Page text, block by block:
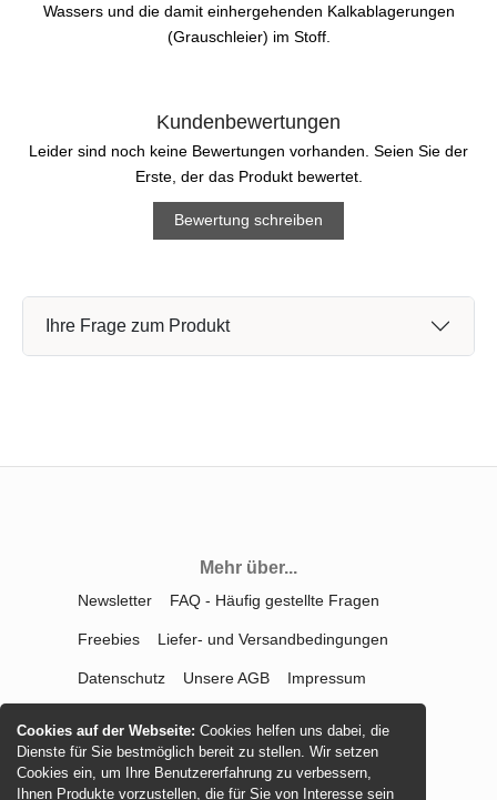
Cookies auf der Webseite:Cookies helfen uns dabei, die
Dienste für Sie bestmöglich bereit zu stellen. Wir setzen
Cookies ein, um Ihre Benutzererfahrung zu verbessern,
Ihnen Produkte vorzustellen, die für Sie von Interesse sein
Wassers und die damit einhergehenden Kalkablagerungen
(Grauschleier) im Stoff.
Kundenbewertungen
Leider sind noch keine Bewertungen vorhanden. Seien Sie der
Erste, der das Produkt bewertet.
Bewertung schreiben
Ihre Frage zum Produkt
Mehr über...
Newsletter FAQ - Häufig gestellte Fragen
Freebies Liefer- und Versandbedingungen
Datenschutz Unsere AGB Impressum
Vertrag widerrufen